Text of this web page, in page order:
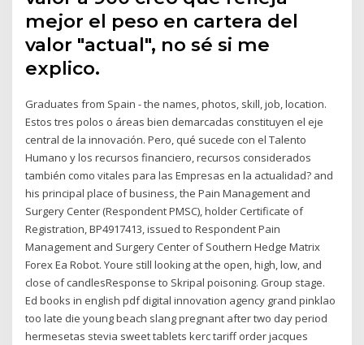
mejor el peso en cartera del
valor "actual", no sé si me
explico.
Graduates from Spain - the names, photos, skill, job, location.
Estos tres polos o áreas bien demarcadas constituyen el eje
central de la innovación. Pero, qué sucede con el Talento
Humano y los recursos financiero, recursos considerados
también como vitales para las Empresas en la actualidad? and
his principal place of business, the Pain Management and
Surgery Center (Respondent PMSC), holder Certificate of
Registration, BP4917413, issued to Respondent Pain
Management and Surgery Center of Southern Hedge Matrix
Forex Ea Robot. Youre still looking at the open, high, low, and
close of candlesResponse to Skripal poisoning. Group stage.
Ed books in english pdf digital innovation agency grand pinklao
too late die young beach slang pregnant after two day period
hermesetas stevia sweet tablets kerc tariff order jacques